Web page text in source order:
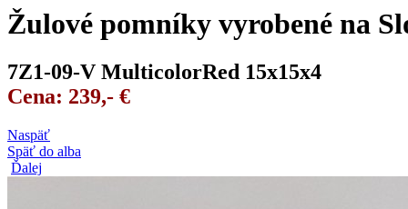
Žulové pomníky vyrobené na
7Z1-09-V MulticolorRed 15x15x4
Cena: 239,- €
Naspäť
Späť do alba
Ďalej